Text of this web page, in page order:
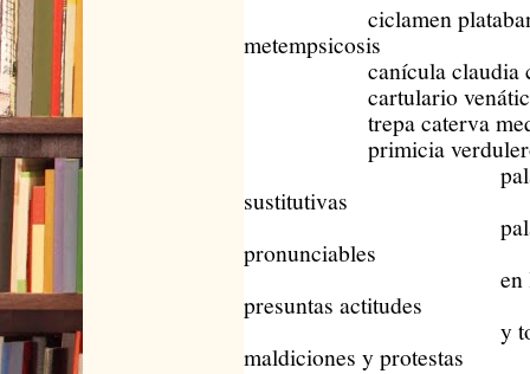
ciclamen
metempsicosis
canícula claudia
cartulario venático
trepa caterva
primicia verdulero
palabras
sustitutivas
pronunciables
en lugar
presuntas actitudes
y todas
maldiciones y protestas